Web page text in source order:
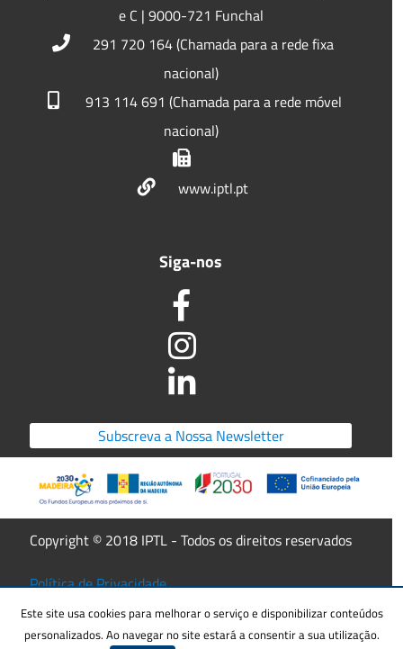
e C | 9000-721 Funchal
291 720 164 (Chamada para a rede fixa
nacional)
913 114 691 (Chamada para a rede móvel
nacional)
www.iptl.pt
Siga-nos
Subscreva a Nossa Newsletter
Copyright © 2018 IPTL - Todos os direitos reservados
Política de Privacidade
Candidaturas
Regulamento Interno
Este site usa cookies para melhorar o serviço e disponibilizar conteúdos
personalizados. Ao navegar no site estará a consentir a sua utilização.